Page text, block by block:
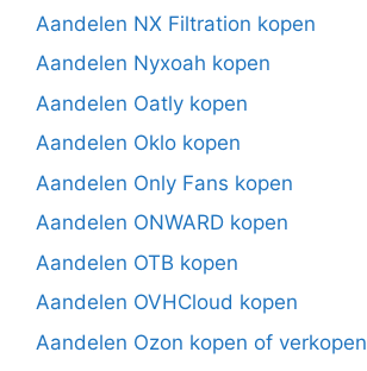
Aandelen NX Filtration kopen
Aandelen Nyxoah kopen
Aandelen Oatly kopen
Aandelen Oklo kopen
Aandelen Only Fans kopen
Aandelen ONWARD kopen
Aandelen OTB kopen
Aandelen OVHCloud kopen
Aandelen Ozon kopen of verkopen